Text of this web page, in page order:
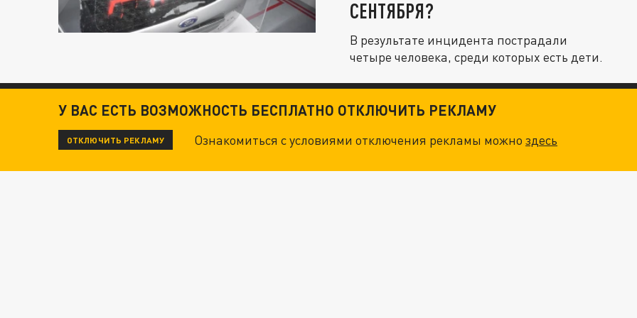
СЕНТЯБРЯ?
В результате инцидента пострадали
четыре человека, среди которых есть дети.
У ВАС ЕСТЬ ВОЗМОЖНОСТЬ БЕСПЛАТНО ОТКЛЮЧИТЬ РЕКЛАМУ
ОТКЛЮЧИТЬ РЕКЛАМУ Ознакомиться с условиями отключения рекламы можноздесь